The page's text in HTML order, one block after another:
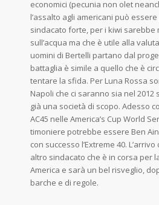
economici (pecunia non olet
l’assalto agli americani può
sindacato forte, per i kiwi sarebbe
sull’acqua ma che è utile alla
uomini di Bertelli partano dal
battaglia è simile a quello che è
tentare la sfida. Per Luna Rossa
Napoli che ci saranno sia nel
già una società di scopo. Adesso
AC45 nelle America’s Cup World
timoniere potrebbe essere Ben
con successo l’Extreme 40.
altro sindacato che è in corsa per
America e sarà un bel risveglio,
barche e di regole.